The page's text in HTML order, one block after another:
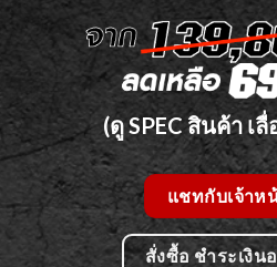
(ดู SPEC สินค้า เ
แชทกับเจ้าห
สั่งซื้อ ชำระเงิน